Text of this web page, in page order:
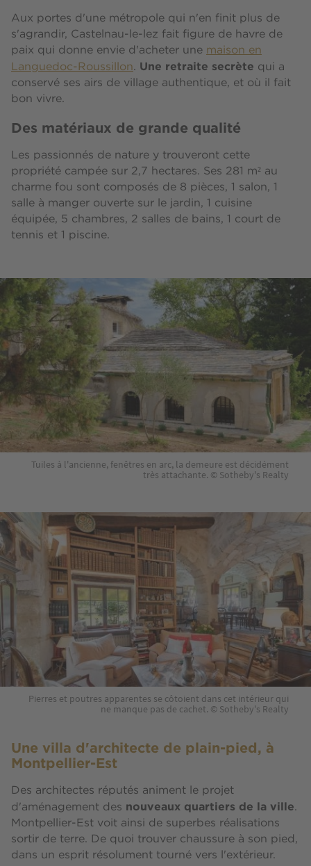
Aux portes d'une métropole qui n'en finit plus de
s'agrandir, Castelnau-le-lez fait figure de havre de
paix qui donne envie d'acheter une maison en
Languedoc-Roussillon. Une retraite secrète qui a
conservé ses airs de village authentique, et où il fait
bon vivre.
Des matériaux de grande qualité
Les passionnés de nature y trouveront cette
propriété campée sur 2,7 hectares. Ses 281 m² au
charme fou sont composés de 8 pièces, 1 salon, 1
salle à manger ouverte sur le jardin, 1 cuisine
équipée, 5 chambres, 2 salles de bains, 1 court de
tennis et 1 piscine.
Tuiles à l'ancienne, fenêtres en arc, la demeure est décidément
très attachante. © Sotheby's Realty
Pierres et poutres apparentes se côtoient dans cet intérieur qui
ne manque pas de cachet. © Sotheby's Realty
Une villa d'architecte de plain-pied, à
Montpellier-Est
Des architectes réputés animent le projet
d'aménagement des nouveaux quartiers de la ville.
Montpellier-Est voit ainsi de superbes réalisations
sortir de terre. De quoi trouver chaussure à son pied,
dans un esprit résolument tourné vers l'extérieur.